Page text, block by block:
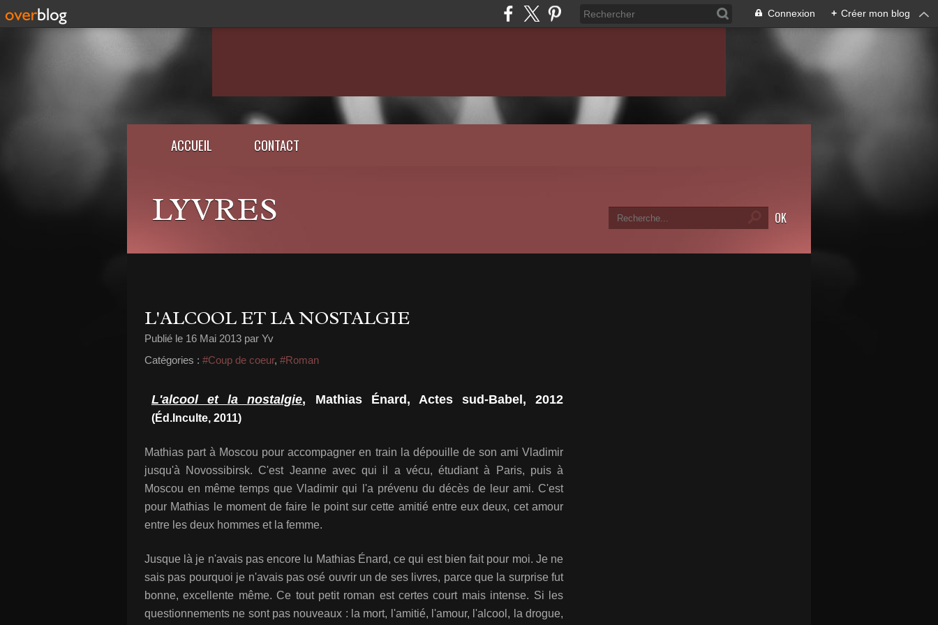
Connexion + Créer mon blog
ACCUEIL CONTACT
LYVRES
L'ALCOOL ET LA NOSTALGIE
Publié le 16 Mai 2013 par Yv
Catégories : #Coup de coeur, #Roman
L'alcool et la nostalgie, Mathias Énard, Actes sud-Babel, 2012
(Éd.Inculte, 2011)
Mathias part à Moscou pour accompagner en train la dépouille de son ami Vladimir
jusqu'à Novossibirsk. C'est Jeanne avec qui il a vécu, étudiant à Paris, puis à
Moscou en même temps que Vladimir qui l'a prévenu du décès de leur ami. C'est
pour Mathias le moment de faire le point sur cette amitié entre eux deux, cet amour
entre les deux hommes et la femme.
Jusque là je n'avais pas encore lu Mathias Énard, ce qui est bien fait pour moi. Je ne
sais pas pourquoi je n'avais pas osé ouvrir un de ses livres, parce que la surprise fut
bonne, excellente même. Ce tout petit roman est certes court mais intense. Si les
questionnements ne sont pas nouveaux : la mort, l'amitié, l'amour, l'alcool, la drogue,